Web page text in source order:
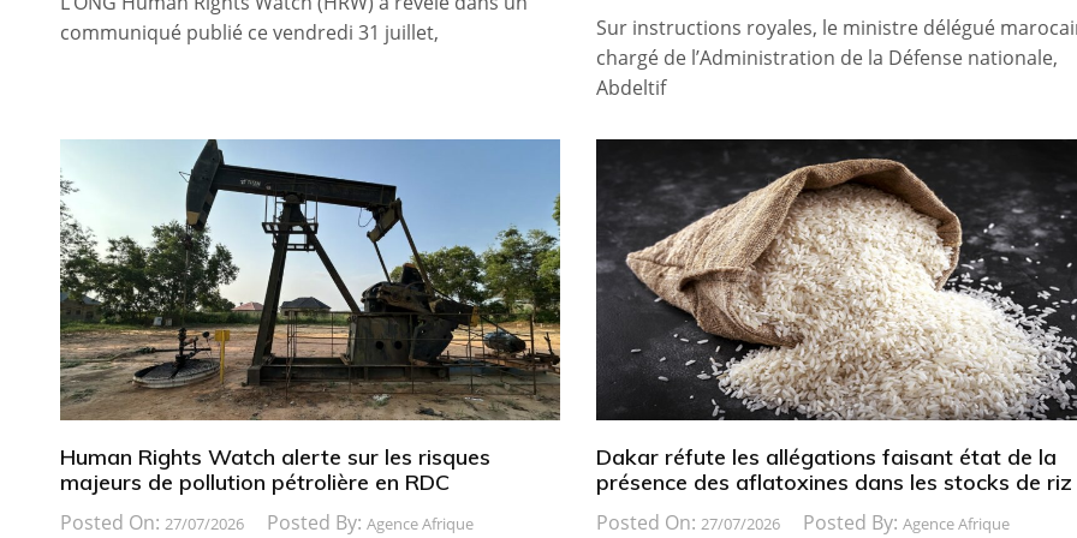
communiqué publié ce vendredi 31 juillet,
Sur instructions royales, le ministre délégué
chargé de l’Administration de la Défense nationale,
Abdeltif
Human Rights Watch alerte sur les risques
majeurs de pollution pétrolière en RDC
Posted On: 27/07/2026 Posted By: Agence Afrique
Dakar réfute les allégations faisant état de la
présence des aflatoxines dans les stocks de riz
Posted On: 27/07/2026 Posted By: Agence Afrique